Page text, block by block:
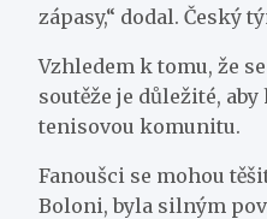
zápasy,“ dodal. Český
Vzhledem k tomu, že
soutěže je důležité,
tenisovou komunitu.
Fanoušci se mohou
Boloni, byla silným